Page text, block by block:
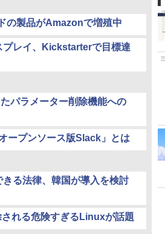
の製品がAmazonで増殖中
プレイ、Kickstarterで目標達
パラメーター削除機能への
ープンソース版Slack」とは
る法律、韓国が導入を検討
れる危険すぎるLinuxが話題